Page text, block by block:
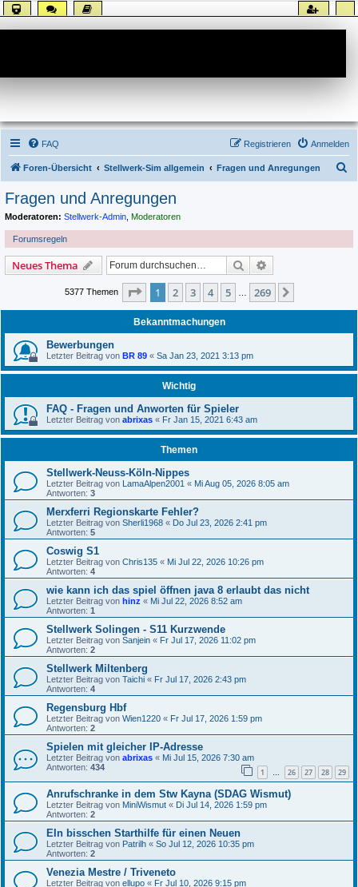
FAQ Anmelden
Registrieren
Foren-Übersicht Stellwerk-Sim allgemein Fragen und Anregungen
Fragen und Anregungen
Moderatoren: Stellwerk-Admin Moderatoren
Forumsregeln
Neues Thema Suche
5377 Themen Seite 1von 269
1 2 3 4 5 269
Bekanntmachungen
Bewerbungen
Letzter Beitrag von BR 89 « Sa Jan 23, 2021 3:13 pm
Wichtig
FAQ - Fragen und Anworten für Spieler
Letzter Beitrag von abrixas « Fr Jan 15, 2021 6:43 am
Themen
Stellwerk-Neuss-Köln-Nippes
Letzter Beitrag von LamaAlpen2001 « Mi Aug 05, 2026 8:05 am
Antworten: 3
Merxferri Regionskarte Fehler?
Letzter Beitrag von Sherli1968 « Do Jul 23, 2026 2:41 pm
Antworten: 5
Coswig S1
Letzter Beitrag von Chris135 « Mi Jul 22, 2026 10:26 pm
Antworten: 4
wie kann ich das spiel öffnen java 8 erlaubt das nicht
Letzter Beitrag von hinz « Mi Jul 22, 2026 8:52 am
Antworten: 1
Stellwerk Solingen - S11 Kurzwende
Letzter Beitrag von Sanjein « Fr Jul 17, 2026 11:02 pm
Antworten: 2
Stellwerk Miltenberg
Letzter Beitrag von Taichi « Fr Jul 17, 2026 2:43 pm
Antworten: 4
Regensburg Hbf
Letzter Beitrag von Wien1220 « Fr Jul 17, 2026 1:59 pm
Antworten: 2
Spielen mit gleicher IP-Adresse
Letzter Beitrag von abrixas « Mi Jul 15, 2026 7:30 am
Antworten: 434 1 … 26 27 28 29
Anrufschranke in dem Stw Kayna (SDAG Wismut)
Letzter Beitrag von MiniWismut « Di Jul 14, 2026 1:59 pm
Antworten: 2
EIn bisschen Starthilfe für einen Neuen
Letzter Beitrag von Patrilh « So Jul 12, 2026 10:35 pm
Antworten: 2
Venezia Mestre / Triveneto
Letzter Beitrag von ellupo « Fr Jul 10, 2026 9:15 pm